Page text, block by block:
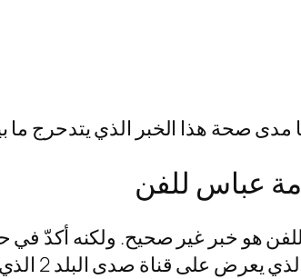
صحة هذا الخبر الذي يتدحرج ما
عباس للفن
للفن هو خبر غير صحيح. ولكنه
تقدمه الإعلامية نهال طايل حول خبر اعتزاله ما يلي: